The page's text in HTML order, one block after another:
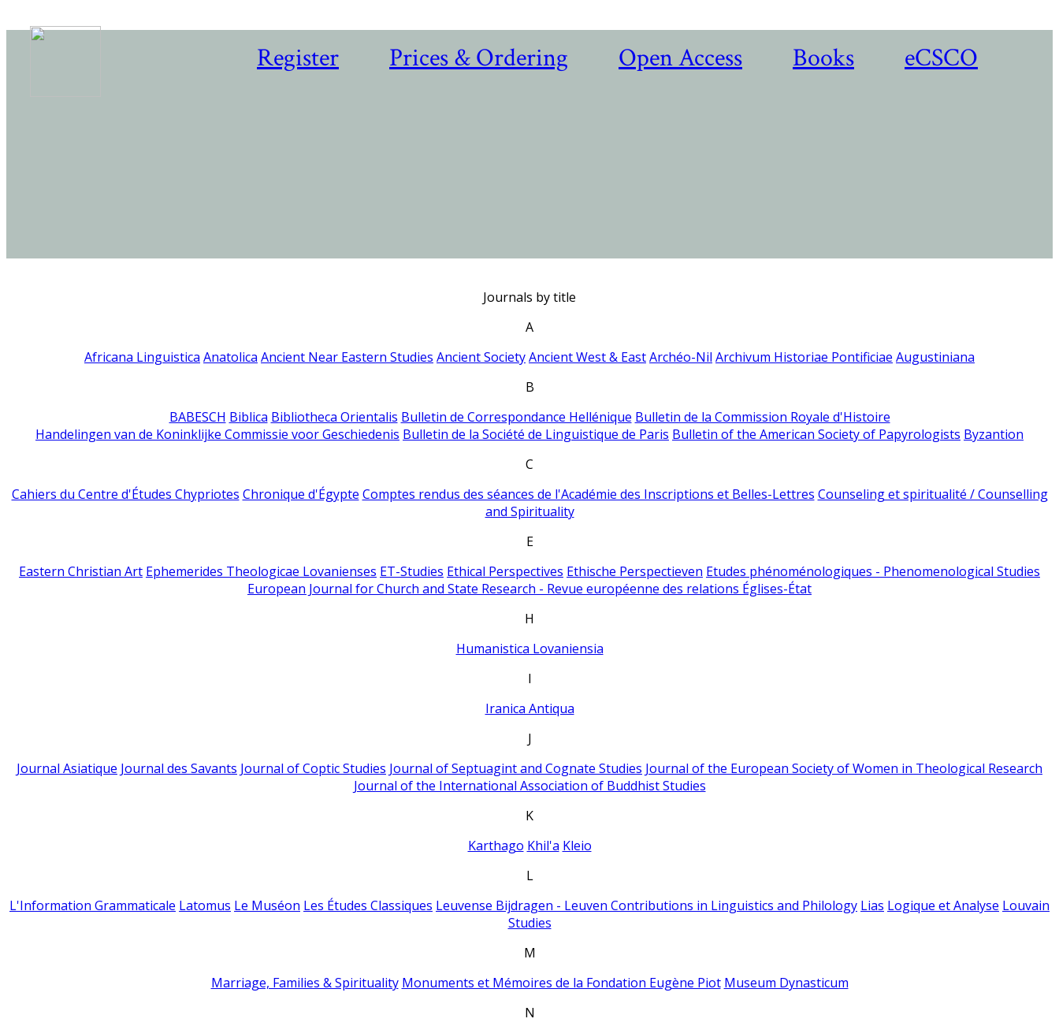
Register Prices & Ordering Open Access Books eCSCO
Journals by title
A
Africana Linguistica Anatolica Ancient Near Eastern Studies Ancient SocietyAncient West & EastArchéo-Nil Archivum Historiae Pontificiae Augustiniana
B
BABESCH Biblica Bibliotheca Orientalis Bulletin de Correspondance Hellénique Bulletin de la Commission Royale d'Histoire
Handelingen van de Koninklijke Commissie voor Geschiedenis Bulletin de la Société de Linguistique de Paris Bulletin of the American Society of Papyrologists Byzantion
C
Cahiers du Centre d'Études Chypriotes Chronique d'Égypte Comptes rendus des séances de l'Académie des Inscriptions et Belles-Lettres Counseling et spiritualité / Counselling
and Spirituality
E
Eastern Christian Art Ephemerides Theologicae Lovanienses ET-Studies Ethical Perspectives Ethische Perspectieven Etudes phénoménologiques - Phenomenological Studies
European Journal for Church and State Research - Revue européenne des relations Églises-État
H
Humanistica Lovaniensia
I
Iranica Antiqua
J
Journal Asiatique Journal des Savants Journal of Coptic Studies Journal of Septuagint and Cognate Studies Journal of the European Society of Women in Theological Research
Journal of the International Association of Buddhist Studies
K
Karthago Khil'a Kleio
L
L'Information Grammaticale Latomus Le Muséon Les Études Classiques Leuvense Bijdragen - Leuven Contributions in Linguistics and Philology Lias Logique et Analyse Louvain
Studies
M
Marriage, Families & Spirituality Monuments et Mémoires de la Fondation Eugène Piot Museum Dynasticum
N